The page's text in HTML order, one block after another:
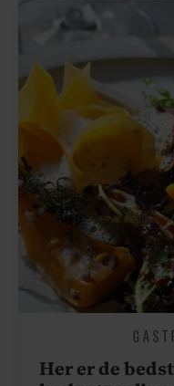
Her er de